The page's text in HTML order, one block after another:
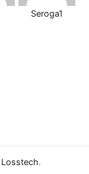
Seroga1
Losstech.